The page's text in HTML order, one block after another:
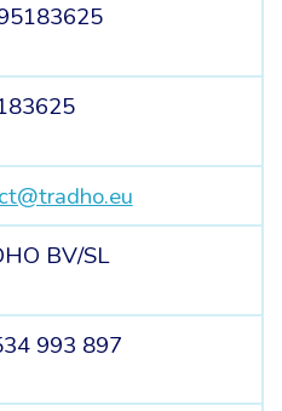
BV/SL
993 897